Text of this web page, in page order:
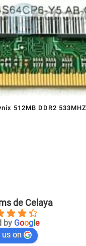
512MB DDR2
de Celaya
by Google
us on